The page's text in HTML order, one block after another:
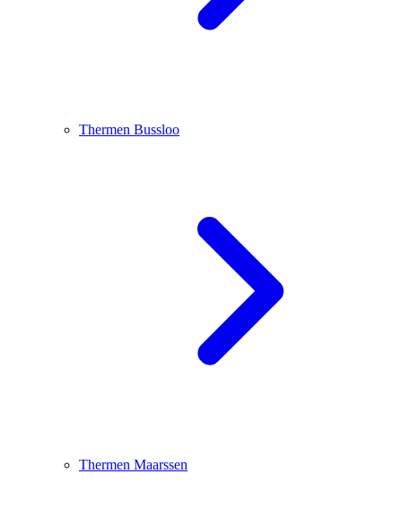
Thermen Bussloo
Thermen Maarssen